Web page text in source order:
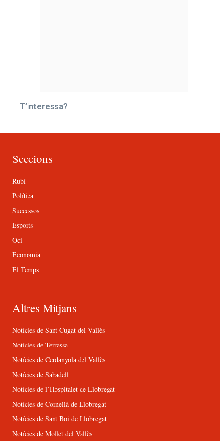
T’interessa?
Seccions
Rubí
Política
Successos
Esports
Oci
Economia
El Temps
Altres Mitjans
Notícies de Sant Cugat del Vallès
Notícies de Terrassa
Notícies de Cerdanyola del Vallès
Notícies de Sabadell
Notícies de l’Hospitalet de Llobregat
Notícies de Cornellà de Llobregat
Notícies de Sant Boi de Llobregat
Notícies de Mollet del Vallès